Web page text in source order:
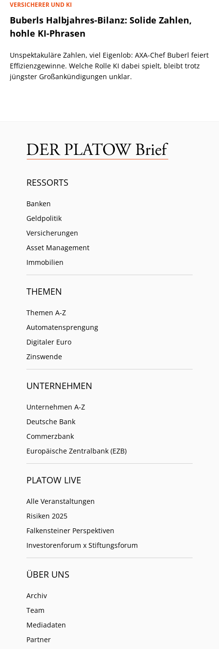
VERSICHERER UND KI
Buberls Halbjahres-Bilanz: Solide Zahlen,
hohle KI-Phrasen
Unspektakuläre Zahlen, viel Eigenlob: AXA-Chef Buberl feiert
Effizienzgewinne. Welche Rolle KI dabei spielt, bleibt trotz
jüngster Großankündigungen unklar.
RESSORTS
Banken
Geldpolitik
Versicherungen
Asset Management
Immobilien
THEMEN
Themen A-Z
Automatensprengung
Digitaler Euro
Zinswende
UNTERNEHMEN
Unternehmen A-Z
Deutsche Bank
Commerzbank
Europäische Zentralbank (EZB)
PLATOW LIVE
Alle Veranstaltungen
Risiken 2025
Falkensteiner Perspektiven
Investorenforum x Stiftungsforum
ÜBER UNS
Archiv
Team
Mediadaten
Partner